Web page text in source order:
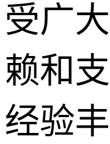
受广
赖和
经验